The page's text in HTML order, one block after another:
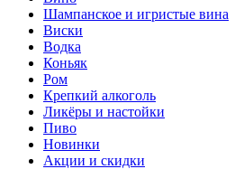
Шампанское и игристые вина
Виски
Водка
Коньяк
Ром
Крепкий алкоголь
Ликёры и настойки
Пиво
Новинки
Акции и скидки